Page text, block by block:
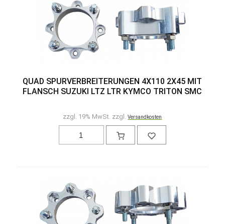
QUAD SPURVERBREITERUNGEN 4X110 2X45 MIT
FLANSCH SUZUKI LTZ LTR KYMCO TRITON SMC
zzgl. 19% MwSt. zzgl.Versandkosten